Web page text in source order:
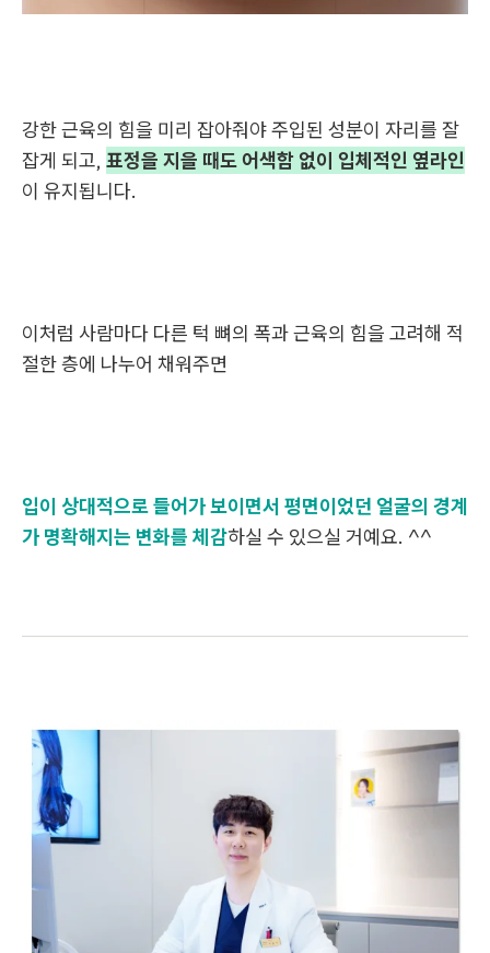
강한 근육의 힘을 미리 잡아줘야 주입된 성분이 자리를 잘
잡게 되고, 표정을 지을 때도 어색함 없이 입체적인 옆라인
이 유지됩니다.
이처럼 사람마다 다른 턱 뼈의 폭과 근육의 힘을 고려해 적
절한 층에 나누어 채워주면
입이 상대적으로 들어가 보이면서 평면이었던 얼굴의 경계
가 명확해지는 변화를 체감하실 수 있으실 거예요. ^^